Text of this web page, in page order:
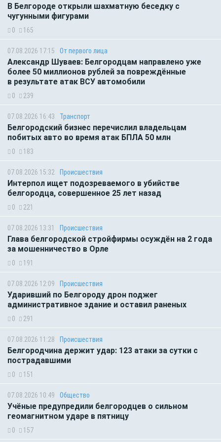
В Белгороде открыли шахматную беседку с
чугунными фигурами
0 165
07.08.2026 17:15 От первого лица
Александр Шуваев: Белгородцам направлено уже
более 50 миллионов рублей за повреждённые
в результате атак ВСУ автомобили
0 239
07.08.2026 16:43 Транспорт
Белгородский бизнес перечислил владельцам
побитых авто во время атак БПЛА 50 млн
0 183
07.08.2026 15:32 Происшествия
Интерпол ищет подозреваемого в убийстве
белгородца, совершенное 25 лет назад
0 221
07.08.2026 13:31 Происшествия
Глава белгородской стройфирмы осуждён на 2 года
за мошенничество в Орле
0 191
07.08.2026 12:09 Происшествия
Ударивший по Белгороду дрон поджег
административное здание и оставил раненых
0 291
07.08.2026 11:28 Происшествия
Белгородчина держит удар: 123 атаки за сутки с
пострадавшими
0 151
07.08.2026 10:49 Общество
Учёные предупредили белгородцев о сильном
геомагнитном ударе в пятницу
0 157